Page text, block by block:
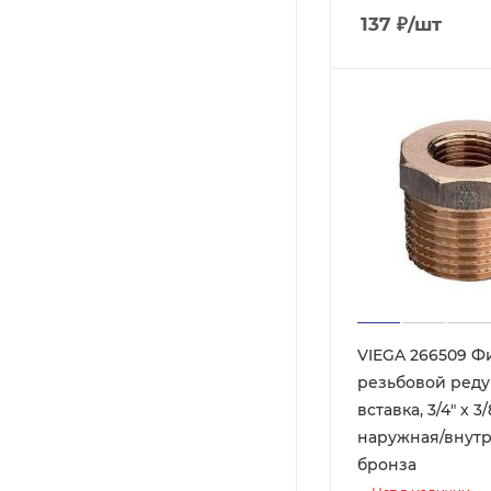
137 ₽/шт
VIEGA 266509
резьбовой
вставка, 3/4" x
наружная/
бронза